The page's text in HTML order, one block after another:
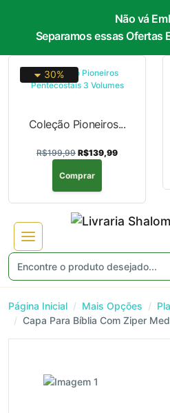
Não vá
Separamos essas Ofertas
30%
Coleção Pioneiros...
R$199,99 R$139,99
Comprar
Página Inicial Mais Opções
Capa Para Bíblia Com Ziper